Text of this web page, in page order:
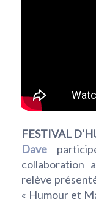
FESTIVAL
Dave
collaboration
relève
« Humour et